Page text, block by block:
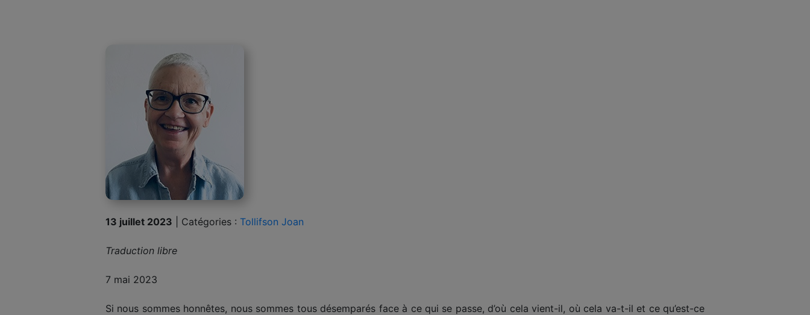
13 juillet 2023 Catégories : Tollifson Joan
Traduction libre
7 mai 2023
Si nous sommes honnêtes, nous sommes tous désemparés face à ce qui se passe, d’où cela vient-il, où cela va-t-il et ce qu’est-ce